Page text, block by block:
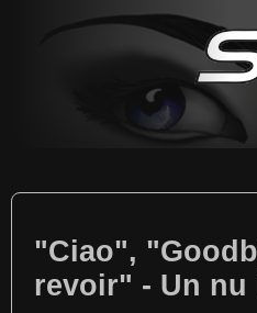
"Ciao",
revoir" - Un nu